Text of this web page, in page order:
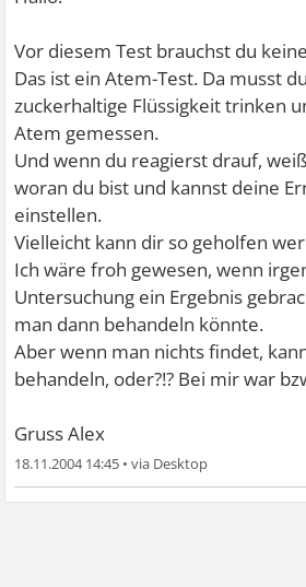
Vor diesem Test brauchst du
Das ist ein Atem-Test. Da musst
zuckerhaltige Flüssigkeit trinken
Atem gemessen.
Und wenn du reagierst drauf,
woran du bist und kannst deine
einstellen.
Vielleicht kann dir so geholfen
Ich wäre froh gewesen, wenn
Untersuchung ein Ergebnis
man dann behandeln könnte.
Aber wenn man nichts findet,
behandeln, oder?!? Bei mir war
Gruss Alex
18.11.2004 14:45 •